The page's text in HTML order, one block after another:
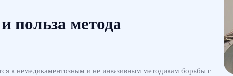
польза метода
к немедикаментозным и не инвазивным методикам борьбы с